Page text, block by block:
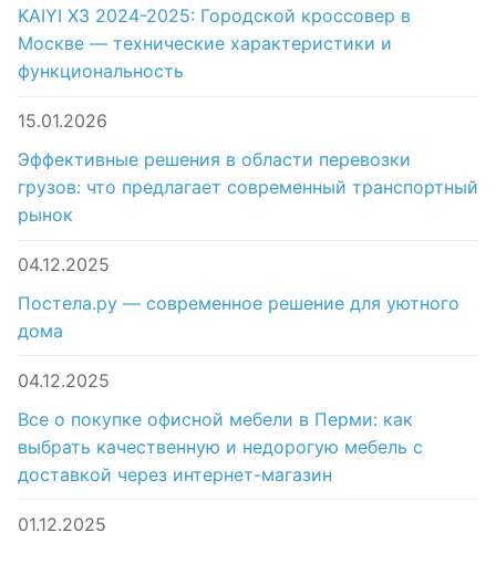
KAIYI X3 2024-2025: Городской кроссовер в
Москве — технические характеристики и
функциональность
15.01.2026
Эффективные решения в области перевозки
грузов: что предлагает современный транспортный
рынок
04.12.2025
Постела.ру — современное решение для уютного
дома
04.12.2025
Все о покупке офисной мебели в Перми: как
выбрать качественную и недорогую мебель с
доставкой через интернет-магазин
01.12.2025